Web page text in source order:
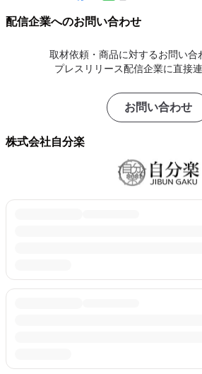
配信企業へのお問い合わせ
取材依頼・商品に対するお問い合
プレスリリース配信企業に直接連
お問い合わせ
株式会社自分楽